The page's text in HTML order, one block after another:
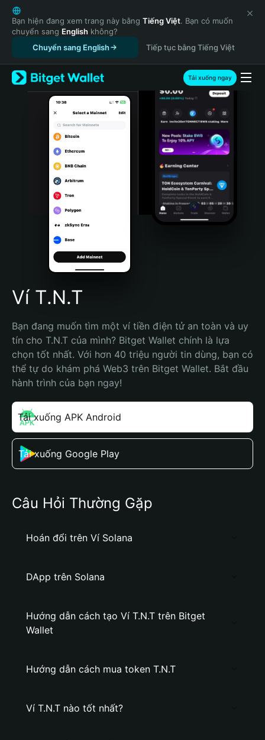
English
日本語
Tiếng Việt
Русский
Español (Latinoamérica)
Türkçe
Italiano
Português (Portugal)
Bahasa Indonesia
Português (Brasil)
Español (Argentina)
Bạn hiện đang xem trang này bằng Tiếng Việt. Bạn có muốn
chuyển sang English không?
Chuyển sang English
Tiếp tục bằng Tiếng Việt
Tải xuống ngay
Ví T.N.T
Bạn đang muốn tìm một ví tiền điện tử an toàn và uy
tín cho T.N.T của mình? Bitget Wallet chính là lựa
chọn tốt nhất. Với hơn 40 triệu người tin dùng, bạn có
thể tự do khám phá Web3 trên Bitget Wallet. Bắt đầu
hành trình của bạn ngay!
Tải xuống APK Android
Tải xuống Google Play
Câu Hỏi Thường Gặp
Hoán đổi trên Ví Solana
DApp trên Solana
Hướng dẫn cách tạo Ví T.N.T trên Bitget
Wallet
Hướng dẫn cách mua token T.N.T
Ví T.N.T nào tốt nhất?